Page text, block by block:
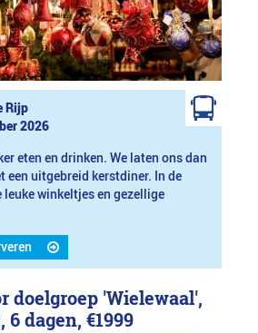
Rijp
2026
eten en drinken. We laten ons dan
een uitgebreid kerstdiner. In de
leuke winkeltjes en gezellige
doelgroep 'Wielewaal',
6 dagen, €1999